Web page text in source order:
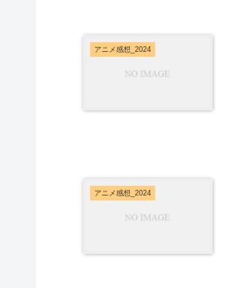
アニメ感想_2024
アニメ感想_2024